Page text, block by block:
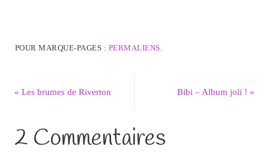
POUR MARQUE-PAGES : PERMALIENS
« Les brumes de Riverton Bibi – Album joli !»
2 Commentaires